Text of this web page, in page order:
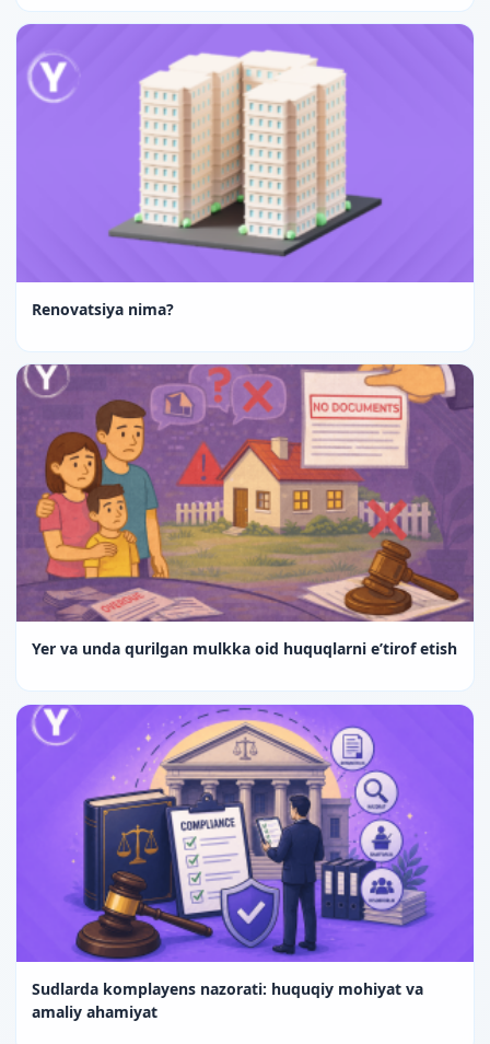
Renovatsiya nima?
Yer va unda qurilgan mulkka oid huquqlarni e’tirof etish
Sudlarda komplayens nazorati: huquqiy mohiyat va
amaliy ahamiyat